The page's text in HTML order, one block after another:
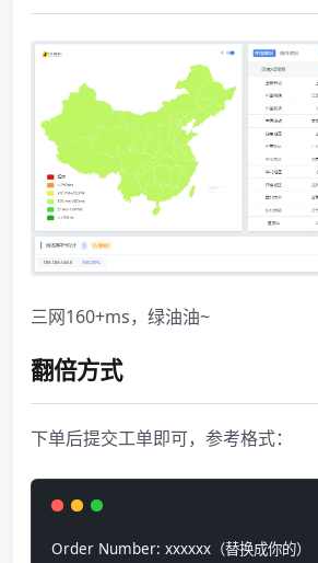
三网160+ms，绿油油~
翻倍方式
下单后提交工单即可，参考格式：
Order Number: xxxxxx（替换成你的）